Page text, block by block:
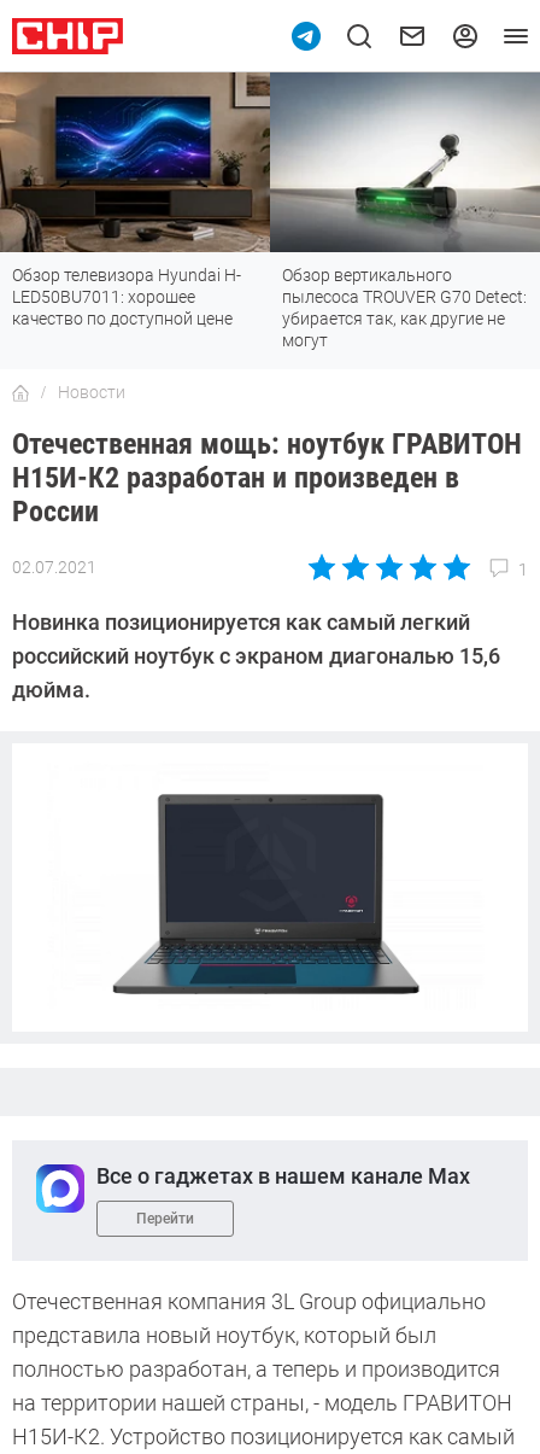
Обзор телевизора Hyundai H-
LED50BU7011: хорошее
качество по доступной цене
Обзор вертикального
пылесоса TROUVER G70 Detect:
убирается так, как другие не
могут
Новости
Отечественная мощь: ноутбук ГРАВИТОН
Н15И-К2 разработан и произведен в
России
02.07.2021 1
Автор:
Кошик
Новинка позиционируется как самый легкий
российский ноутбук с экраном диагональю 15,6
дюйма.
Все о гаджетах в нашем канале Max
Перейти
Отечественная компания 3L Group официально
представила новый ноутбук, который был
полностью разработан, а теперь и производится
на территории нашей страны, - модель ГРАВИТОН
Н15И-К2. Устройство позиционируется как самый